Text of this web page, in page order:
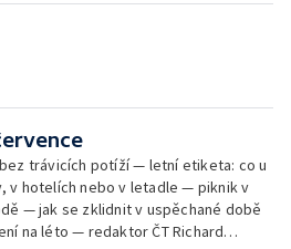
trávicích potíží — letní etiketa: co u
v hotelích nebo v letadle — piknik v
— jak se zklidnit v uspěchané době
na léto — redaktor ČT Richard